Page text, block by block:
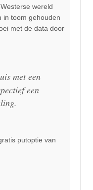
wereld
in toom gehouden
met de data door
met een
een
putoptie van